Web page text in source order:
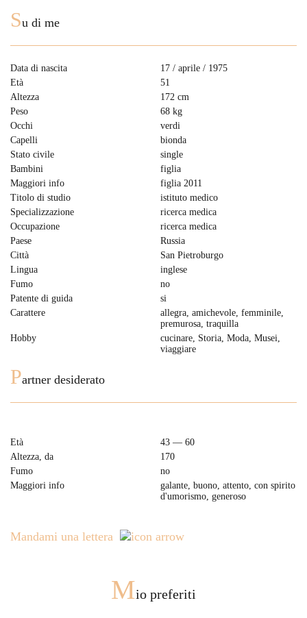
Su di me
Data di nascita
17 / aprile / 1975
Età
51
Altezza
172 cm
Peso
68 kg
Occhi
verdi
Capelli
bionda
Stato civile
single
Bambini
figlia
Maggiori info
figlia 2011
Titolo di studio
istituto medico
Specializzazione
ricerca medica
Occupazione
ricerca medica
Paese
Russia
Città
San Pietroburgo
Lingua
inglese
Fumo
no
Patente di guida
si
Carattere
allegra, amichevole, femminile,
premurosa, traquilla
Hobby
cucinare, Storia, Moda, Musei,
viaggiare
Partner desiderato
Età
43 — 60
Altezza, da
170
Fumo
no
Maggiori info
galante, buono, attento, con spirito
d'umorismo, generoso
Mandami una lettera
Mio preferiti